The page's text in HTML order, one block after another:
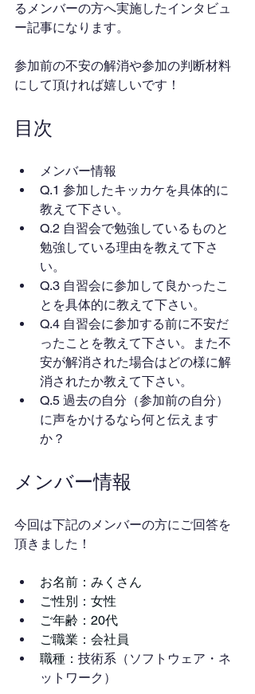
るメンバーの方へ実施したインタビュ
ー記事になります。
参加前の不安の解消や参加の判断材料
にして頂ければ嬉しいです！
目次
メンバー情報
Q.1 参加したキッカケを具体的に
教えて下さい。
Q.2 自習会で勉強しているものと
勉強している理由を教えて下さ
い。
Q.3 自習会に参加して良かったこ
とを具体的に教えて下さい。
Q.4 自習会に参加する前に不安だ
ったことを教えて下さい。また不
安が解消された場合はどの様に解
消されたか教えて下さい。
Q.5 過去の自分（参加前の自分）
に声をかけるなら何と伝えます
か？
メンバー情報
今回は下記のメンバーの方にご回答を
頂きました！
お名前：みくさん
ご性別：女性
ご年齢：20代
ご職業：会社員
職種： 技術系（ソフトウェア・ネ
ットワーク）